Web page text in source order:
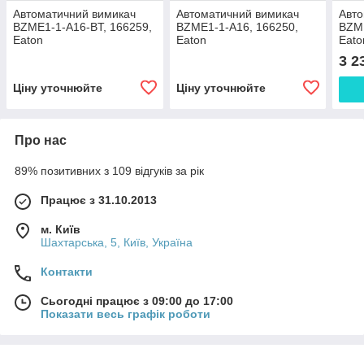
Автоматичний вимикач
BZME1-1-A16-BT, 166259,
Eaton
Ціну уточнюйте
Автоматичний вимикач
BZME1-1-A16, 166250,
Eaton
Ціну уточнюйте
3
Про нас
89% позитивних з 109 відгуків за рік
Працює з 31.10.2013
м. Київ
Шахтарська, 5, Київ, Україна
Контакти
Сьогодні працює з 09:00 до 17:00
Показати весь графік роботи